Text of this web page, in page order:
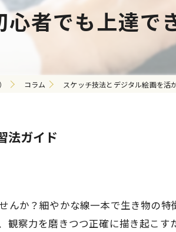
者でも上達で
コラム スケッチ技法とデジタル絵画を活
法ガイド
んか？細やかな線一本で生き物の
察力を磨きつつ正確に描き起こす